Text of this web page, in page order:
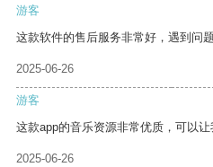
游客
这款软件的售后服务非常好，遇到问
2025-06-26
游客
这款app的音乐资源非常优质，可以让
2025-06-26